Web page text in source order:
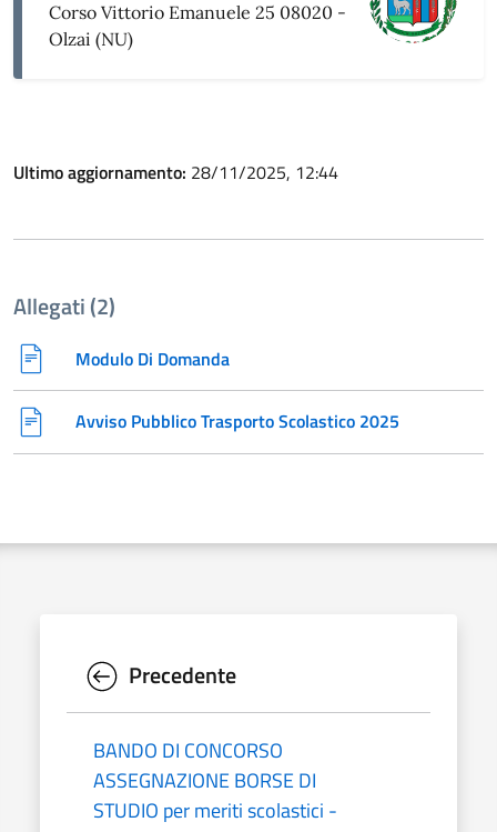
Corso Vittorio Emanuele 25 08020 -
Olzai (NU)
Ultimo aggiornamento: 28/11/2025, 12:44
Allegati (2)
Modulo Di Domanda
Avviso Pubblico Trasporto Scolastico 2025
Precedente
BANDO DI CONCORSO
ASSEGNAZIONE BORSE DI
STUDIO per meriti scolastici -